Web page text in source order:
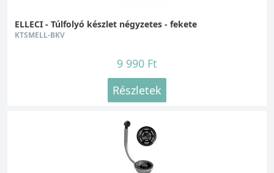
ELLECI - Túlfolyó készlet négyzetes - fekete
KTSMELL-BKV
9 990 Ft
Részletek